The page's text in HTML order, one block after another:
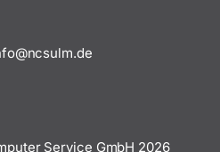
ed.ml
uscn@
Service GmbH 2026